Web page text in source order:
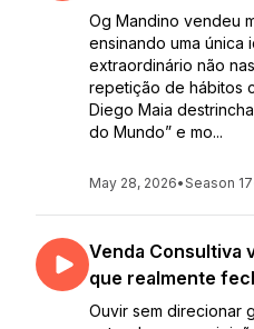
Og Mandino vendeu
ensinando uma única
extraordinário não
repetição de hábitos
Diego Maia
do Mundo” e mo...
May 28, 2026•Season 17
Venda Consultiva
que realmente
Ouvir sem direcionar